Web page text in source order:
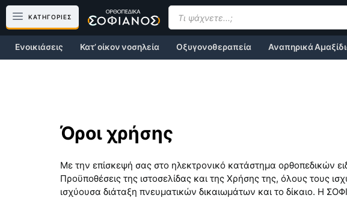
Μετάβαση
περιεχόμενο
ΚΑΤΗΓΟΡΙΕΣ
Products
search
Κατ’ οίκον νοσηλεία Οξυγονοθεραπεία Αναπηρικά
Ενοικιάσεις
Όροι χρήσης
Με την επίσκεψή σας στο ηλεκτρονικό κατάστημα ορθοπεδικών
Προϋποθέσεις της ιστοσελίδας και της Χρήσης της, όλους τους
ισχύουσα διάταξη πνευματικών δικαιωμάτων και το δίκαιο. Η